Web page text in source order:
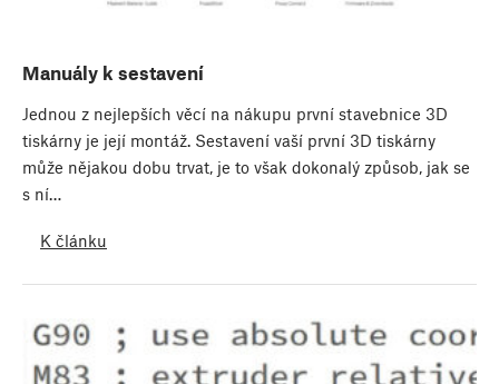
Manuály k sestavení
Jednou z nejlepších věcí na nákupu první stavebnice 3D
tiskárny je její montáž. Sestavení vaší první 3D tiskárny
může nějakou dobu trvat, je to však dokonalý způsob, jak se
s ní…
K článku